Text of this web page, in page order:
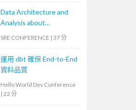
Data Architecture and
Analysis about
SRE CONFERENCE | 37 分
運用 dbt 確保 End-to-End
資料品質
Hello World Dev Conference
| 22 分